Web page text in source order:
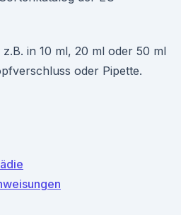
in 10 ml, 20 ml oder 50 ml
oder Pipette.